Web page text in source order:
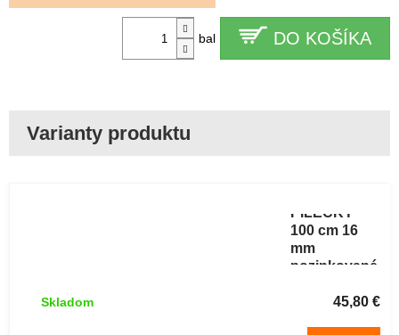
bal DO KOŠÍKA
PILECKÝ
100 cm 16
mm
pozinkované
45,80 €
Skladom